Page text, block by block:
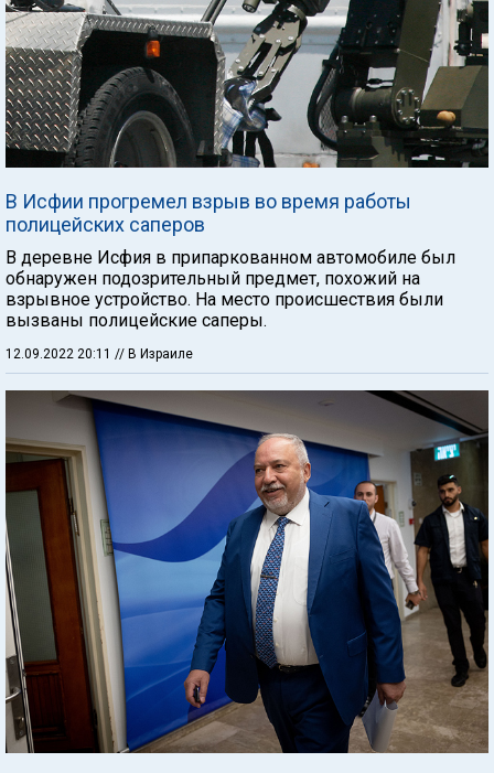
В Исфии прогремел взрыв во время работы
полицейских саперов
В деревне Исфия в припаркованном автомобиле был
обнаружен подозрительный предмет, похожий на
взрывное устройство. На место происшествия были
вызваны полицейские саперы.
12.09.2022 20:11 // В Израиле